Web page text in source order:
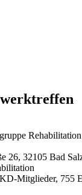
Rehabilitation
26, 32105 Bad
Mitglieder, 755